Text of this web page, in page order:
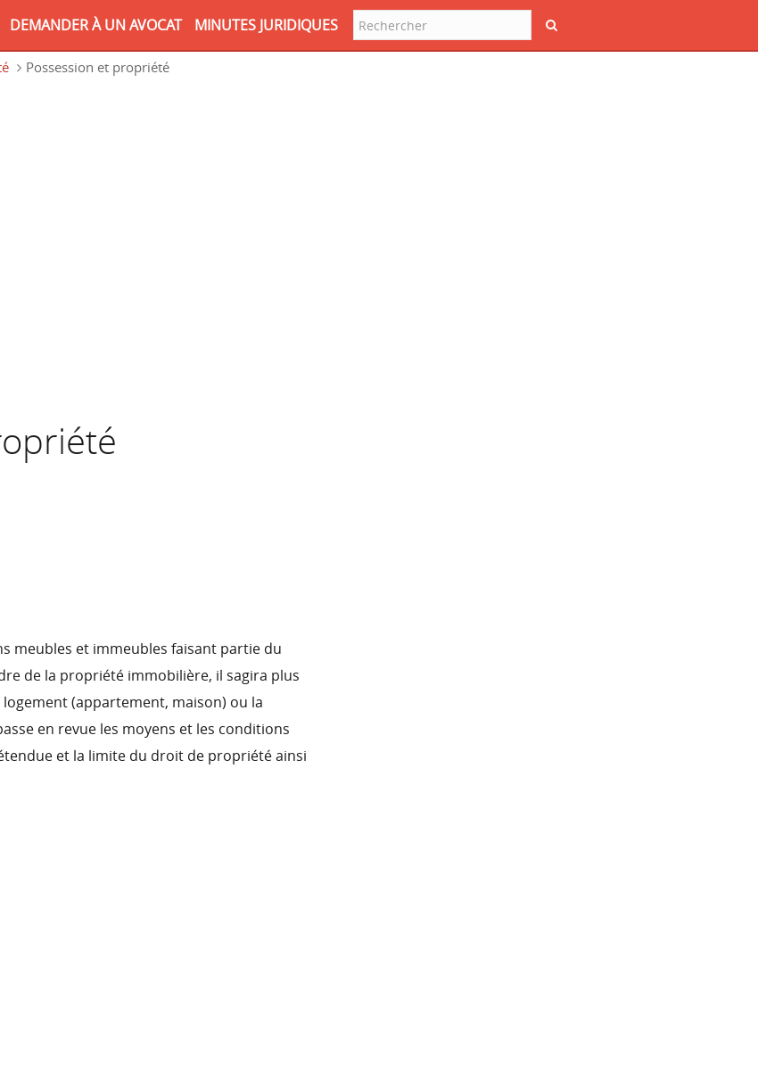
Rechercher
DEMANDER À UN AVOCAT MINUTES JURIDIQUES
Possession et propriété
meubles et immeubles faisant partie du
de la propriété immobilière, il sagira plus
(appartement, maison) ou la
en revue les moyens et les conditions
et la limite du droit de propriété ainsi